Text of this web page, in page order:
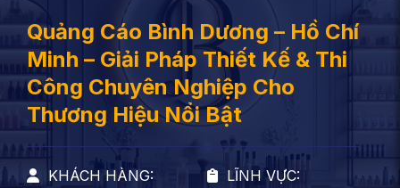
Quảng Cáo Bình Dương – Hồ Chí
Minh – Giải Pháp Thiết Kế & Thi
Công Chuyên Nghiệp Cho
Thương Hiệu Nổi Bật
KHÁCH HÀNG:
LĨNH VỰC: